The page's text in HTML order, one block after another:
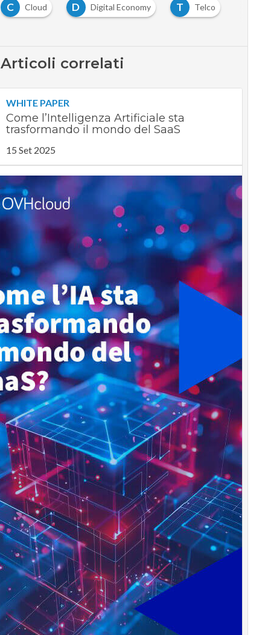
C
Cloud D Digital Economy T Telco
Articoli correlati
WHITE PAPER
Come l’Intelligenza Artificiale sta
trasformando il mondo del SaaS
15 Set 2025